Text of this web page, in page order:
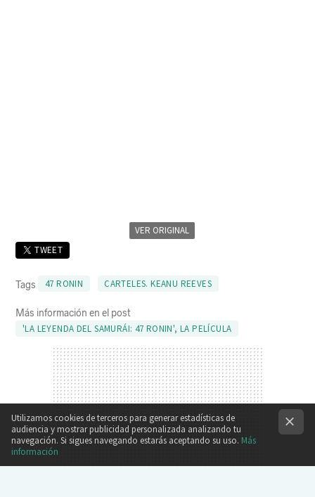
VER ORIGINAL
TWEET
Tags 47 RONIN CARTELES. KEANU REEVES
Más información en el post
'LA LEYENDA DEL SAMURÁI: 47 RONIN', LA PELÍCULA
Utilizamos cookies de terceros para generar estadísticas de
audiencia y mostrar publicidad personalizada analizando tu
navegación. Si sigues navegando estarás aceptando su uso. Más
información